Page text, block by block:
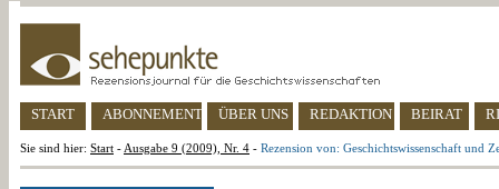
START ABONNEMENT ÜBER UNS REDAKTION BEIRAT
Sie sind hier: Start - Ausgabe 9 (2009), Nr. 4 - Rezension von: Geschichtswissenschaft und